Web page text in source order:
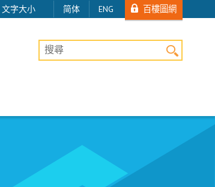
文字大小 简体 ENG 百樓圖網
桌上版網站搜尋